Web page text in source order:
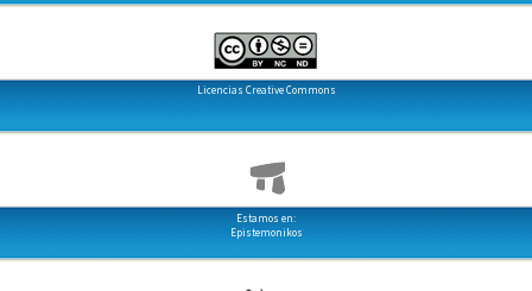
Licencias Creative Commons
Estamos en:
Epistemonikos